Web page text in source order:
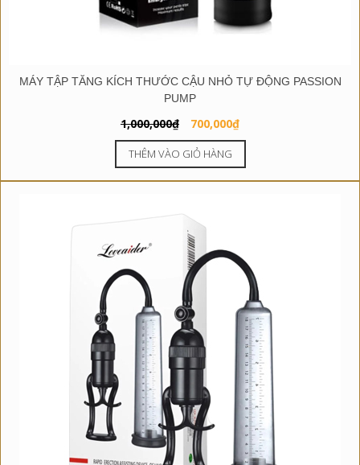
MÁY TẬP TĂNG KÍCH THƯỚC CẬU NHỎ TỰ ĐỘNG PASSION
PUMP
1,000,000₫
Giá
gốc
là:
700,000₫Giá
hiện
THÊM VÀO GIỎ HÀNG